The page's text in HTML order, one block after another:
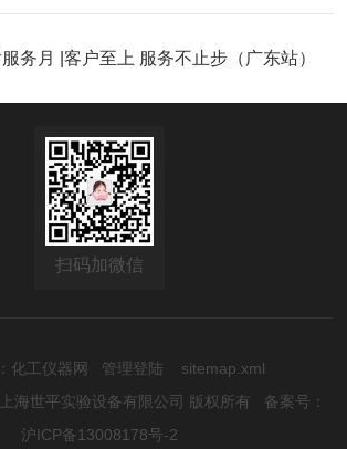
务月 |客户至上 服务不止步（广东站）
扫码加微信
化工仪器网 管理登陆
sitemap.xml
海世平实验设备有限公司 版权所有 备案号：
沪ICP备13008178号-2